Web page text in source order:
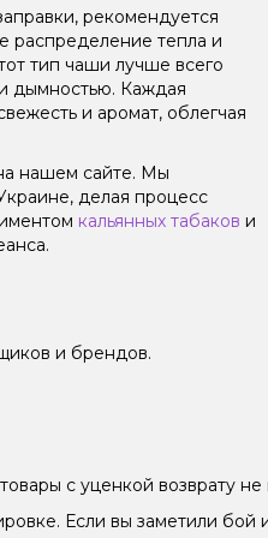
рекомендуется
распределение тепла и
тип чаши лучше всего
дымностью. Каждая
и аромат, облегчая
нашем сайте. Мы
делая процесс
кальянных табаков и
и брендов.
с уценкой возврату не
Если вы заметили